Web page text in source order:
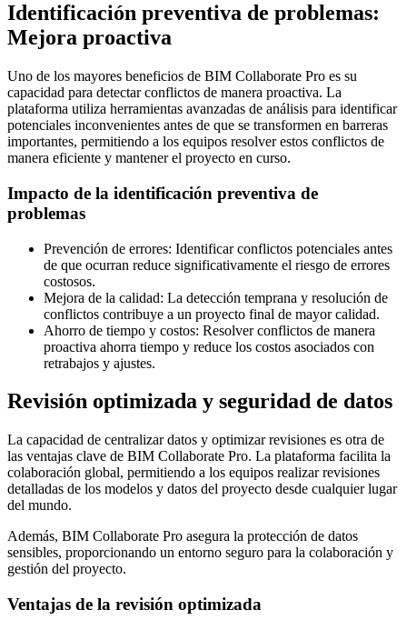
Identificación preventiva de problemas:
Mejora proactiva
Uno de los mayores beneficios de BIM Collaborate Pro es su
capacidad para detectar conflictos de manera proactiva. La
plataforma utiliza herramientas avanzadas de análisis para identificar
potenciales inconvenientes antes de que se transformen en barreras
importantes, permitiendo a los equipos resolver estos conflictos de
manera eficiente y mantener el proyecto en curso.
Impacto de la identificación preventiva de
problemas
Prevención de errores: Identificar conflictos potenciales antes
de que ocurran reduce significativamente el riesgo de errores
costosos.
Mejora de la calidad: La detección temprana y resolución de
conflictos contribuye a un proyecto final de mayor calidad.
Ahorro de tiempo y costos: Resolver conflictos de manera
proactiva ahorra tiempo y reduce los costos asociados con
retrabajos y ajustes.
Revisión optimizada y seguridad de datos
La capacidad de centralizar datos y optimizar revisiones es otra de
las ventajas clave de BIM Collaborate Pro. La plataforma facilita la
colaboración global, permitiendo a los equipos realizar revisiones
detalladas de los modelos y datos del proyecto desde cualquier lugar
del mundo.
Además, BIM Collaborate Pro asegura la protección de datos
sensibles, proporcionando un entorno seguro para la colaboración y
gestión del proyecto.
Ventajas de la revisión optimizada